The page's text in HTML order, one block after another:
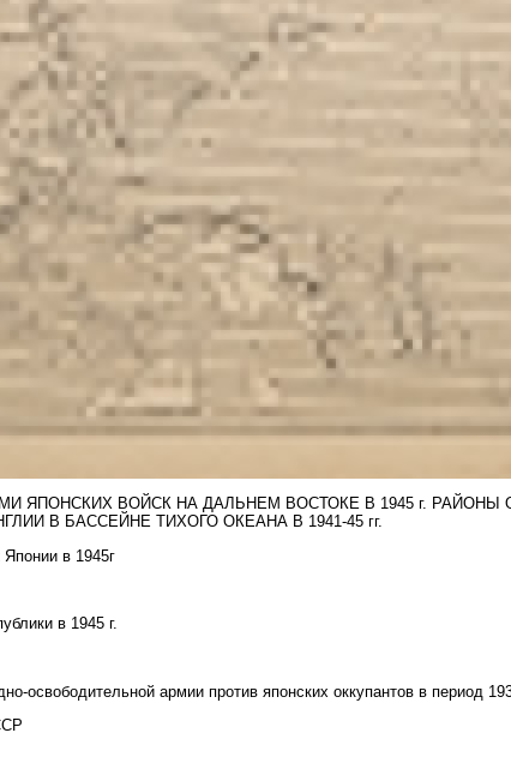
ЯПОНСКИХ ВОЙСК НА ДАЛЬНЕМ ВОСТОКЕ В 1945 г.
В БАССЕЙНЕ ТИХОГО ОКЕАНА В 1941-45 гг.
в 1945г
в 1945 г.
освободительной армии против японских оккупантов в период